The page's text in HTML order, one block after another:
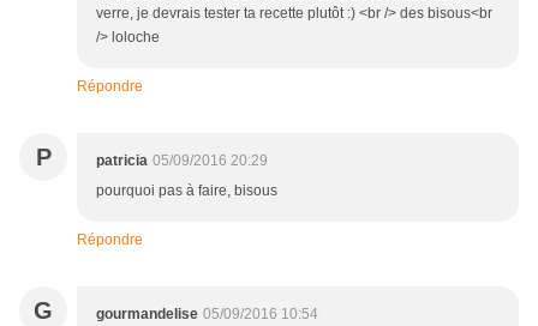
verre, je devrais tester ta recette plutôt :) <br /> des bisous<br
/> loloche
Répondre
P patricia 05/09/2016 20:29
pourquoi pas à faire, bisous
Répondre
G gourmandelise 05/09/2016 10:54